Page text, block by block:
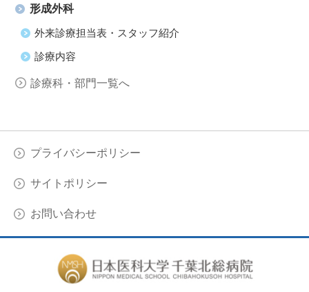
形成外科
外来診療担当表・スタッフ紹介
診療内容
診療科・部門一覧へ
プライバシーポリシー
サイトポリシー
お問い合わせ